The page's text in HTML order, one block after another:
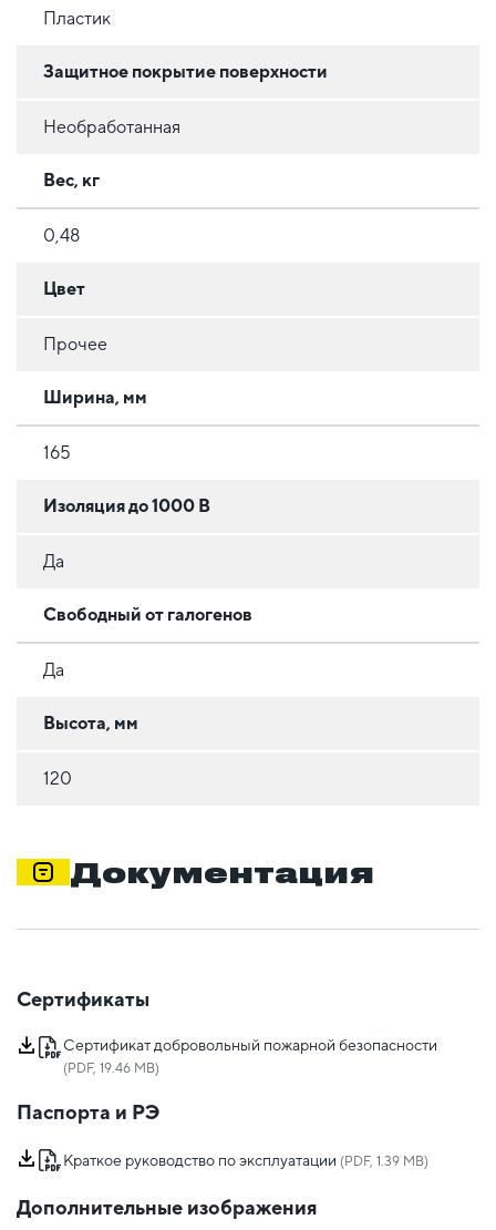
Пластик
Защитное покрытие поверхности
Необработанная
Вес, кг
0,48
Цвет
Прочее
Ширина, мм
165
Изоляция до 1000 В
Да
Свободный от галогенов
Да
Высота, мм
120
Документация
Сертификаты
Сертификат добровольный пожарной безопасности
(PDF, 19.46 MB)
Паспорта и РЭ
Краткое руководство по эксплуатации (PDF, 1.39 MB)
Дополнительные изображения